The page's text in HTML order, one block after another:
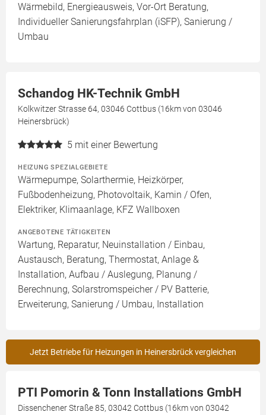
Wärmebild, Energieausweis, Vor-Ort Beratung,
Individueller Sanierungsfahrplan (iSFP), Sanierung /
Umbau
Schandog HK-Technik GmbH
Kolkwitzer Strasse 64, 03046 Cottbus (16km von 03046
Heinersbrück)
5 mit einer Bewertung
HEIZUNG SPEZIALGEBIETE
Wärmepumpe, Solarthermie, Heizkörper,
Fußbodenheizung, Photovoltaik, Kamin / Ofen,
Elektriker, Klimaanlage, KFZ Wallboxen
ANGEBOTENE TÄTIGKEITEN
Wartung, Reparatur, Neuinstallation / Einbau,
Austausch, Beratung, Thermostat, Anlage &
Installation, Aufbau / Auslegung, Planung /
Berechnung, Solarstromspeicher / PV Batterie,
Erweiterung, Sanierung / Umbau, Installation
Jetzt Betriebe für Heizungen in Heinersbrück vergleichen
PTI Pomorin & Tonn Installations GmbH
Dissenchener Straße 85, 03042 Cottbus (16km von 03042